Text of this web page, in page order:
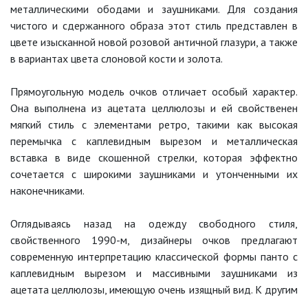
металлическими ободами и заушниками. Для создания
чистого и сдержанного образа этот стиль представлен в
цвете изысканной новой розовой античной глазури, а также
в вариантах цвета слоновой кости и золота.
Прямоугольную модель очков отличает особый характер.
Она выполнена из ацетата целлюлозы и ей свойственен
мягкий стиль с элементами ретро, такими как высокая
перемычка с каплевидным вырезом и металлическая
вставка в виде скошенной стрелки, которая эффектно
сочетается с широкими заушниками и утонченными их
наконечниками.
Оглядываясь назад на одежду свободного стиля,
свойственного 1990-м, дизайнеры очков предлагают
современную интерпретацию классической формы панто с
каплевидным вырезом и массивными заушниками из
ацетата целлюлозы, имеющую очень изящный вид. К другим